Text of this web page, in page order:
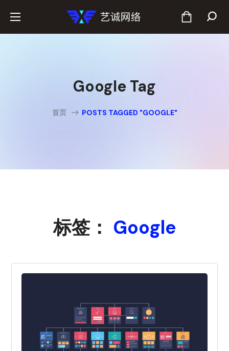
Google Tag
首页 POSTS TAGGED "GOOGLE"
标签： Google